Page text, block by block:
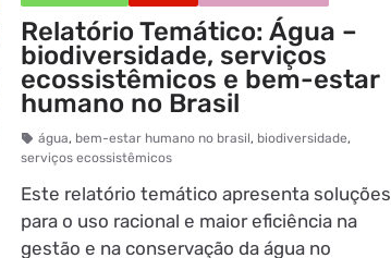
Relatório Temático: Água –
biodiversidade, serviços
ecossistêmicos e bem-estar
humano no Brasil
água, bem-estar humano no brasil, biodiversidade,
serviços ecossistêmicos
Este relatório temático apresenta soluções
para o uso racional e maior eficiência na
gestão e na conservação da água no